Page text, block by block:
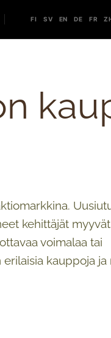
FI SV EN DE FR
kehittäjät
voimalaa tai
kauppoja ja